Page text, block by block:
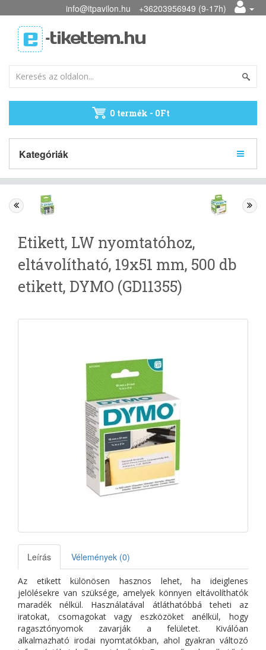
info@itpavilon.hu +36203956949 (9-17h)
0 termék - 0Ft
Kategóriák
Etikett, LW nyomtatóhoz,
eltávolítható, 19x51 mm, 500 db
etikett, DYMO (GD11355)
Leírás Vélemények (0)
Az etikett különösen hasznos lehet, ha ideiglenes
jelölésekre van szüksége, amelyek könnyen eltávolíthatók
maradék nélkül. Használatával átláthatóbbá teheti az
iratokat, csomagokat vagy eszközöket anélkül, hogy
ragasztónyomok zavarják a felületet. Kiválóan
alkalmazható irodai nyomtatókban, ahol gyakran változó